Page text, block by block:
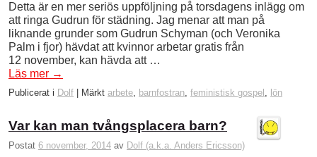
Detta är en mer seriös uppföljning på torsdagens inlägg om
att ringa Gudrun för städning. Jag menar att man på
liknande grunder som Gudrun Schyman (och Veronika
Palm i fjor) hävdat att kvinnor arbetar gratis från
12 november, kan hävda att …
Läs mer →
Publicerat i Dolf Märkt arbete, barnfostran, feministisk gospel , lön
Var kan man tvångsplacera barn?
Postat 6 november, 2014 av Dolf (a.k.a. Anders Ericsson)